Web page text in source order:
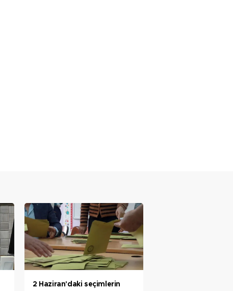
2 Haziran'daki seçimlerin